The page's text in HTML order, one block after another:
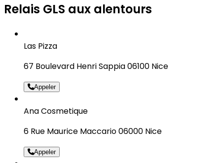
Relais GLS aux alentours
Las Pizza
67 Boulevard Henri Sappia 06100 Nice
Appeler
Ana Cosmetique
6 Rue Maurice Maccario 06000 Nice
Appeler